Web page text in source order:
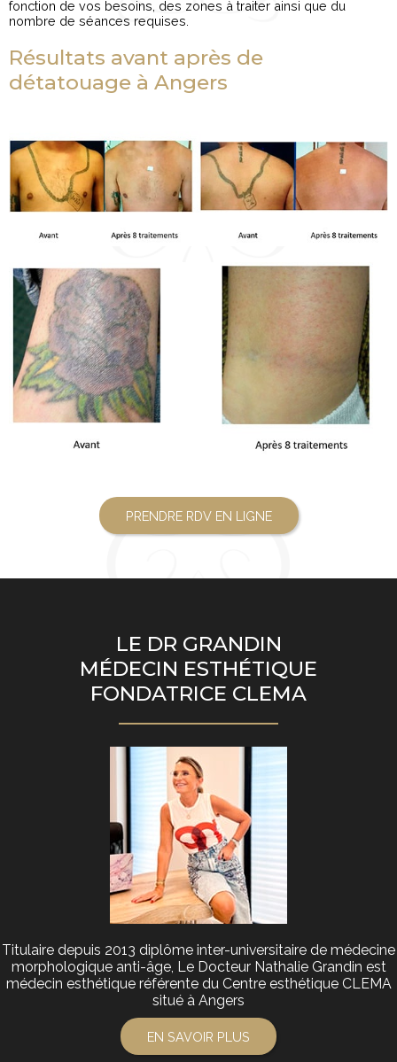
fonction de vos besoins, des zones à traiter ainsi que du
nombre de séances requises.
Résultats avant après de
détatouage à Angers
PRENDRE RDV EN LIGNE
LE DR GRANDIN
MÉDECIN ESTHÉTIQUE
FONDATRICE CLEMA
Titulaire depuis 2013 diplôme inter-universitaire de médecine
morphologique anti-âge, Le Docteur Nathalie Grandin est
médecin esthétique référente du Centre esthétique CLEMA
situé à Angers
EN SAVOIR PLUS